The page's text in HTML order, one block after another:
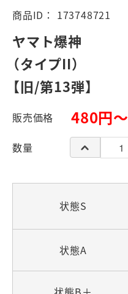
商品ID： 173748721
ヤマト爆神
（タイプII）
【旧/第13弾】
販売価格 480円～
数量
状態S
状態A